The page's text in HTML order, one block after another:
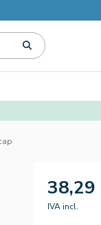
38,29
IVA incl.